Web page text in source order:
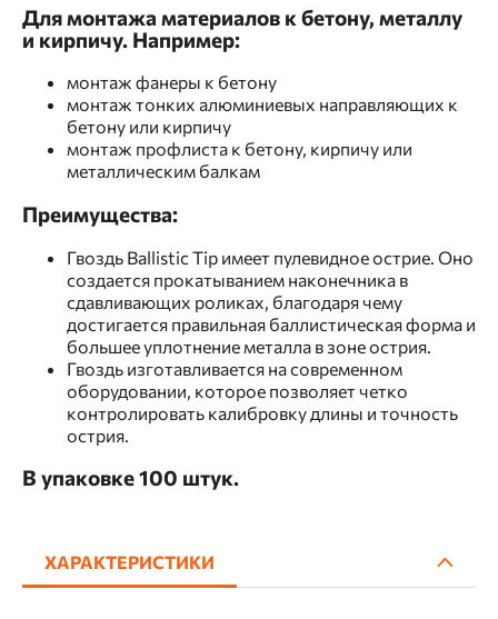
Для монтажа материалов к бетону, металлу
и кирпичу. Например:
монтаж фанеры к бетону
монтаж тонких алюминиевых направляющих к
бетону или кирпичу
монтаж профлиста к бетону, кирпичу или
металлическим балкам
Преимущества:
Гвоздь Ballistic Tip имеет пулевидное острие. Оно
создается прокатыванием наконечника в
сдавливающих роликах, благодаря чему
достигается правильная баллистическая форма и
большее уплотнение металла в зоне острия.
Гвоздь изготавливается на современном
оборудовании, которое позволяет четко
контролировать калибровку длины и точность
острия.
В упаковке 100 штук.
ХАРАКТЕРИСТИКИ